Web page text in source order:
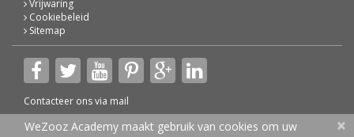
Vrijwaring
Cookiebeleid
Sitemap
Contacteer ons via mail
© 2026 WeZooz Academy
×
WeZooz Academy maakt gebruik van cookies om uw